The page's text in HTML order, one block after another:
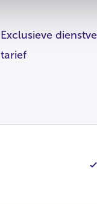
Exclusieve
tarief